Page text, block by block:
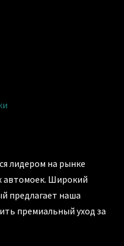
лидером на рынке
автомоек. Широкий
предлагает наша
премиальный уход за